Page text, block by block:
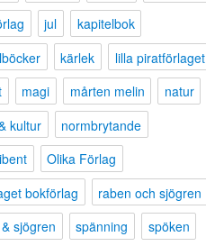
jul
kapitelbok
kärlek
lilla piratförlaget
magi mårten melin
natur
kultur
normbrytande
Olika Förlag
bokförlag
raben och sjögren
sjögren
spänning
spöken